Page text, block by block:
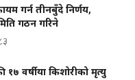
गर्न तीनबुँदे निर्णय,
गठन गरिने
वर्षीया किशोरीको मृत्यु